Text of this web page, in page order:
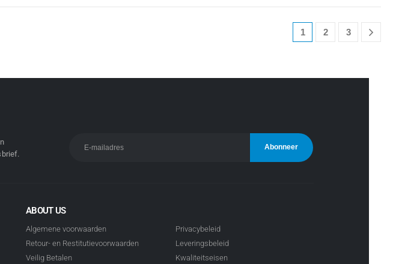
1 2 3
ABOUT US
Algemene voorwaarden
Retour- en Restitutievoorwaarden
Veilig Betalen
Privacybeleid
Leveringsbeleid
Kwaliteitseisen